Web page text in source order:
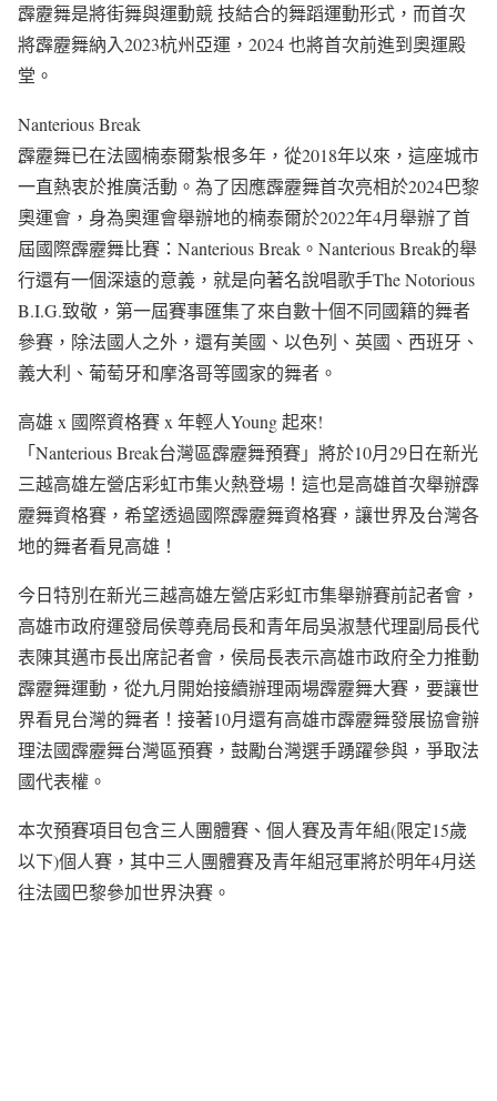
霹靂舞是將街舞與運動競 技結合的舞蹈運動形式，而首次
將霹靂舞納入2023杭州亞運，2024 也將首次前進到奧運殿
堂。
Nanterious Break
霹靂舞已在法國楠泰爾紮根多年，從2018年以來，這座城市
一直熱衷於推廣活動。為了因應霹靂舞首次亮相於2024巴黎
奧運會，身為奧運會舉辦地的楠泰爾於2022年4月舉辦了首
屆國際霹靂舞比賽：Nanterious Break。Nanterious Break的舉
行還有一個深遠的意義，就是向著名說唱歌手The Notorious
B.I.G.致敬，第一屆賽事匯集了來自數十個不同國籍的舞者
參賽，除法國人之外，還有美國、以色列、英國、西班牙、
義大利、葡萄牙和摩洛哥等國家的舞者。
高雄 x 國際資格賽 x 年輕人Young 起來!
「Nanterious Break台灣區霹靂舞預賽」將於10月29日在新光
三越高雄左營店彩虹市集火熱登場！這也是高雄首次舉辦霹
靂舞資格賽，希望透過國際霹靂舞資格賽，讓世界及台灣各
地的舞者看見高雄！
今日特別在新光三越高雄左營店彩虹市集舉辦賽前記者會，
高雄市政府運發局侯尊堯局長和青年局吳淑慧代理副局長代
表陳其邁市長出席記者會，侯局長表示高雄市政府全力推動
霹靂舞運動，從九月開始接續辦理兩場霹靂舞大賽，要讓世
界看見台灣的舞者！接著10月還有高雄市霹靂舞發展協會辦
理法國霹靂舞台灣區預賽，鼓勵台灣選手踴躍參與，爭取法
國代表權。
本次預賽項目包含三人團體賽、個人賽及青年組(限定15歲
以下)個人賽，其中三人團體賽及青年組冠軍將於明年4月送
往法國巴黎參加世界決賽。